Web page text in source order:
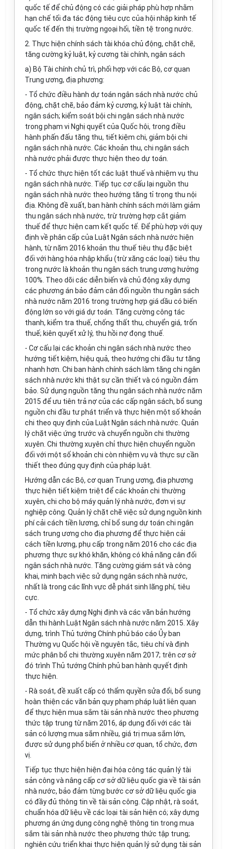
quốc tế để chủ động có các giải pháp phù hợp nhằm
hạn chế tối đa tác động tiêu cực của hội nhập kinh tế
quốc tế đến thị trường ngoại hối, tiền tệ trong nước.
2. Thực hiện chính sách tài khóa chủ động, chặt chẽ,
tăng cường kỷ luật, kỷ cương tài chính, ngân sách
a) Bộ Tài chính chủ trì, phối hợp với các Bộ, cơquan
Trung ương, địa phương:
- Tổ chức điều hành dự toán ngân sách nhà nước chủ
động, chặt chẽ, bảo đảm kỷ cương, kỷ luật tài chính,
ngân sách; kiểm soát bội chi ngân sách nhà nước
trong phạm vi Nghị quyết của Quốc hội, trong điều
hành phấn đấu tăng thu, tiết kiệm chi, giảm bội chi
ngân sách nhà nước. Các khoản thu, chi ngân sách
nhà nước phải được thực hiện theo dự toán.
- Tổ chức thực hiện tốt các luật thuế và nhiệm vụ thu
ngân sách nhà nước. Tiếp tục cơ cấu lại nguồn thu
ngân sách nhà nước theo hướng tăng tỉ trọng thu nội
địa. Không đề xuất, ban hành chính sách mới làm giảm
thu ngân sách nhà nước, trừ trường hợp cắt giảm
thuế để thực hiện cam kết quốc tế. Để phù hợp với quy
định về phân cấp của Luật Ngân sách nhà nước hiện
hành, từ năm 2016 khoản thu thuế tiêu thụ đặc biệt
đối với hàng hóa nhập khẩu (trừ xăng các loại) tiêu thụ
trong nước là khoản thu ngân sách trung ương hưởng
100%. Theo dõi các diễn biến và chủ động xây dựng
các phương án bảo đảm cân đối nguồn thu ngân sách
nhà nước năm 2016 trong trường hợp giá dầu có biến
động lớn so với giá dự toán. Tăng cường công tác
thanh, kiểm tra thuế, chống thất thu, chuyển giá, trốn
thuế; kiên quyết xử lý, thu hồi nợ đọng thuế.
- Cơ cấu lại các khoản chi ngân sách nhà nước theo
hướng tiết kiệm, hiệu quả, theo hướng chi đầu tư tăng
nhanh hơn. Chi ban hành chính sách làm tăng chi ngân
sách nhà nước khi thật sự cần thiết và có nguồn đảm
bảo. Sử dụng nguồn tăng thu ngân sách nhà nước năm
2015 để ưu tiên trả nợ của các cấp ngân sách, bổ sung
nguồn chi đầu tư phát triển và thực hiện một số khoản
chi theo quy định của Luật Ngân sách nhà nước. Quản
lý chặt việc ứng trước và chuyển nguồn chi thường
xuyên. Chi thường xuyên chỉ thực hiện chuyển nguồn
đối với một số khoản chi còn nhiệm vụ và thực sự cần
thiết theo đúng quy định của pháp luật.
Hướng dẫn các Bộ, cơ quan Trung ương, địa phương
thực hiện tiết kiệm triệt để các khoản chi thường
xuyên, chi cho bộ máy quản lý nhà nước, đơn vị sự
nghiệp công. Quản lý chặt chẽ việc sử dụng nguồn kinh
phí cải cách tiền lương, chỉ bổ sung dự toán chi ngân
sách trung ương cho địa phương để thực hiện cải
cách tiền lương, phụ cấp trong năm 2016 cho các địa
phương thực sự khó khăn, không có khả năng cân đối
ngân sách nhà nước. Tăng cường giám sát và công
khai, minh bạch việc sử dụng ngân sách nhà nước,
nhất là trong các lĩnh vực dễ phát sinh lãng phí, tiêu
cực.
- Tổ chức xây dựng Nghị định và các văn bản hướng
dẫn thi hành Luật Ngân sách nhà nước năm 2015. Xây
dựng, trình Thủ tướng Chính phủ báo cáo Ủy ban
Thường vụ Quốc hội về nguyên tắc, tiêu chí và định
mức phân bổ chi thường xuyên năm 2017; trên cơ sở
đó trình Thủ tướng Chính phủ ban hành quyết định
thực hiện.
- Rà soát, đề xuất cấp có thẩm quyền sửa đổi, bổ sung
hoàn thiện các văn bản quy phạm pháp luật liên quan
để thực hiện mua sắm tài sản nhà nước theo phương
thức tập trung từ năm 2016, áp dụng đối với các tài
sản có lượng mua sắm nhiều, giá trị mua sắm lớn,
được sử dụng phổ biến ởnhiều cơ quan, tổ chức, đơn
vị.
Tiếp tục thực hiện hiện đại hóa công tác quản lý tài
sản công và nâng cấp cơ sở dữ liệu quốc gia về tài sản
nhà nước, bảo đảm từng bước cơ sở dữ liệu quốc gia
có đầy đủ thông tin về tài sản công. Cập nhật, rà soát,
chuẩn hóa dữ liệu về các loại tài sản hiện có; xây dựng
phương án ứng dụng công nghệ thông tin trong mua
sắm tài sản nhà nước theo phương thức tập trung;
nghiên cứu triển khai thực hiện quản lý sử dụng tài sản